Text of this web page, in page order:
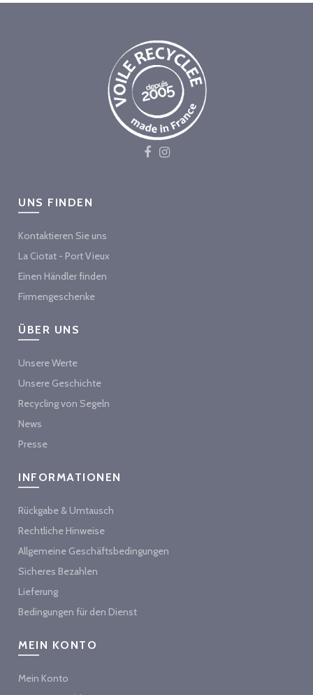
UNS FINDEN
Kontaktieren Sie uns
La Ciotat - Port Vieux
Einen Händler finden
Firmengeschenke
ÜBER UNS
Unsere Werte
Unsere Geschichte
Recycling von Segeln
News
Presse
INFORMATIONEN
Rückgabe & Umtausch
Rechtliche Hinweise
Allgemeine Geschäftsbedingungen
Sicheres Bezahlen
Lieferung
Bedingungen für den Dienst
MEIN KONTO
Mein Konto